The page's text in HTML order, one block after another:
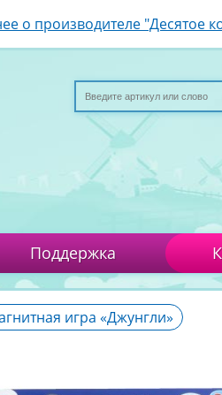
о производителе "Десятое
Поддержка
игра «Джунгли»